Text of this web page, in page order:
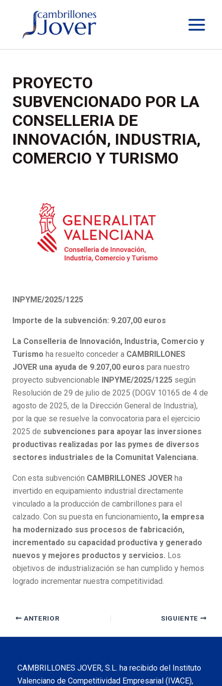
contenido
PROYECTO
SUBVENCIONADO POR LA
CONSELLERIA DE
INNOVACIÓN, INDUSTRIA,
COMERCIO Y TURISMO
INPYME/2025/1225
Importe de la subvención: 9.207,00 euros
La Conselleria de Innovación, Industria, Comercio y
Turismo ha resuelto conceder aCAMBRILLONES
JOVER una ayuda de 9.207,00 euros para nuestro
proyecto subvencionable INPYME/2025/1225 según
Resolución de 29 de julio de 2025 (DOGV 10165 de 4 de
agosto de 2025, de la Dirección General de Industria),
por la que se resuelve la convocatoria para el ejercicio
2025 de subvenciones para apoyar las inversiones
productivas realizadas por las pymes de diversos
sectores industriales de la Comunitat Valenciana.
Con esta subvención CAMBRILLONES JOVER ha
invertido en equipamiento industrial directamente
vinculado a la producción de cambrillones para el
calzado. Con su puesta en funcionamiento, la empresa
ha modernizado sus procesos de fabricación,
incrementado su capacidad productiva y generado
nuevos y mejores productos y servicios. Los
objetivos de industrialización se han cumplido y hemos
logrado incrementar nuestra competitividad.
ANTERIOR SIGUIENTE
CAMBRILLONES JOVER, S.L. ha recibido del Instituto
Valenciano de Competitividad Empresarial (IVACE),